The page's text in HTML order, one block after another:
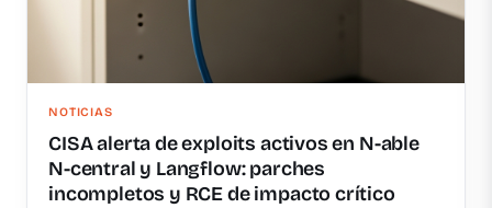
NOTICIAS
CISA alerta de exploits activos en N-able
N-central y Langflow: parches
incompletos y RCE de impacto crítico